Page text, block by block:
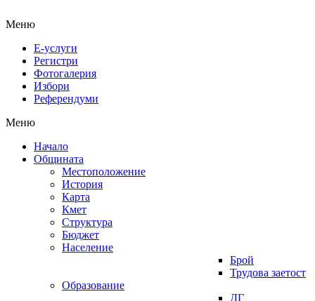
Меню
Е-услуги
Регистри
Фотогалерия
Избори
Референдуми
Меню
Начало
Общината
Местоположение
История
Карта
Кмет
Структура
Бюджет
Население
Брой
Трудова заетост
Образование
ДГ